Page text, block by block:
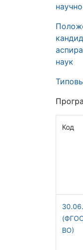
наук
Код
ВО)